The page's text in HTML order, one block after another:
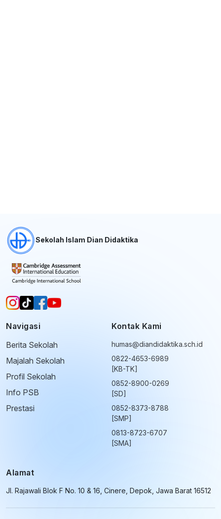
Sekolah Islam Dian Didaktika
Navigasi
Berita Sekolah
Majalah Sekolah
Profil Sekolah
Info PSB
Prestasi
Kontak Kami
humas@diandidaktika.sch.id
0822-4653-6989
[KB-TK]
0852-8900-0269
[SD]
0852-8373-8788
[SMP]
0813-8723-6707
[SMA]
Alamat
Jl. Rajawali Blok F No. 10 & 16, Cinere, Depok, Jawa Barat 16512